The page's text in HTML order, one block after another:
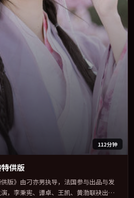
112分钟
供版
版》由刁亦男执导，法国参与出品与发
，李秉宪、谭卓、王凯、黄渤联袂出